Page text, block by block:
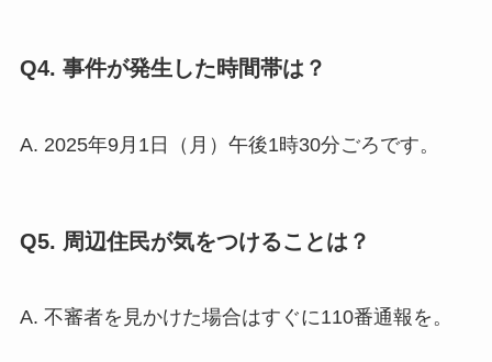
Q4. 事件が発生した時間帯は？
A. 2025年9月1日（月）午後1時30分ごろです。
Q5. 周辺住民が気をつけることは？
A. 不審者を見かけた場合はすぐに110番通報を。